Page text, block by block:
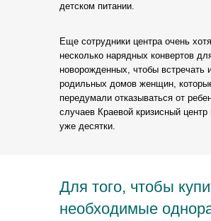
детском питании.
Еще сотрудники центра очень
несколько нарядных конвертов
новорожденных, чтобы встречать
родильных домов женщин,
передумали отказываться от
случаев Краевой кризисный
уже десятки.
Для того, чтобы
необходимые